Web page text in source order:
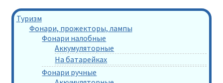
Туризм
Фонари, прожекторы, лампы
Фонари налобные
Аккумуляторные
На батарейках
Фонари ручные